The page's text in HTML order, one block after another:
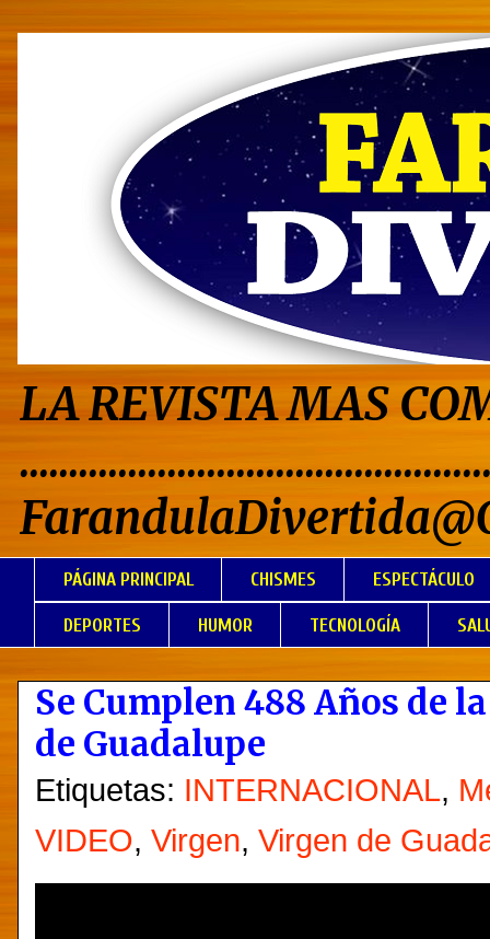
LA REVISTA MAS
PÁGINA PRINCIPAL CHISMES ESPECTÁCULO
DEPORTES HUMOR TECNOLOGÍA
Se Cumplen 488 Años de
de Guadalupe
Etiquetas: INTERNACIONAL,
VIDEO, Virgen, Virgen de